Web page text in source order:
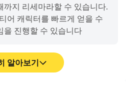
지 리세마라할 수 있습니다.
어 캐릭터를 빠르게 얻을 수
을 진행할 수 있습니다
알아보기